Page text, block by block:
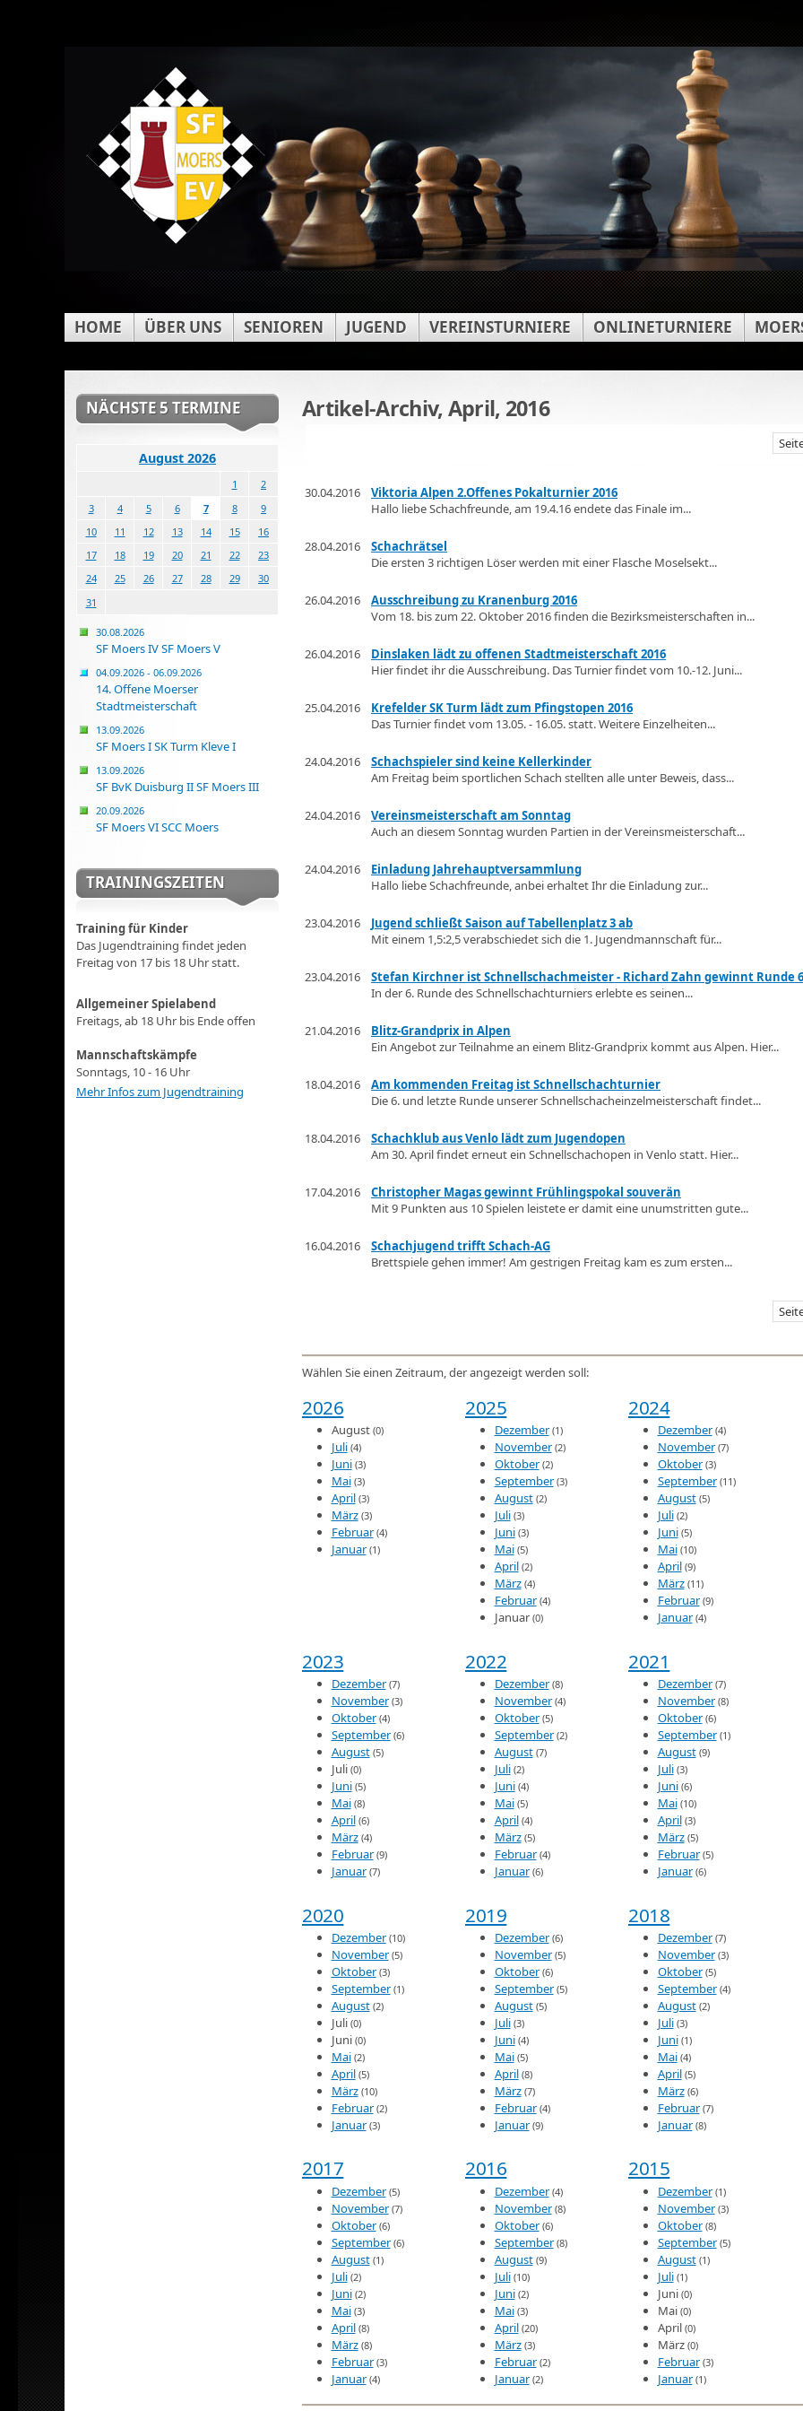
HOME ÜBER UNS SENIOREN JUGEND VEREINSTURNIERE ONLINETURNIERE
Artikel-Archiv, April, 2016
30.04.2016
Viktoria Alpen 2.Offenes Pokalturnier 2016
Hallo liebe Schachfreunde, am 19.4.16 endete das Finale im...
28.04.2016
Schachrätsel
Die ersten 3 richtigen Löser werden mit einer Flasche Moselsekt...
26.04.2016
Ausschreibung zu Kranenburg 2016
Vom 18. bis zum 22. Oktober 2016 finden die Bezirksmeisterschaften in...
26.04.2016
Dinslaken lädt zu offenen Stadtmeisterschaft 2016
Hier findet ihr die Ausschreibung. Das Turnier findet vom 10.-12. Juni...
25.04.2016
Krefelder SK Turm lädt zum Pfingstopen 2016
Das Turnier findet vom 13.05. - 16.05. statt. Weitere Einzelheiten...
24.04.2016
Schachspieler sind keine Kellerkinder
Am Freitag beim sportlichen Schach stellten alle unter Beweis, dass...
24.04.2016
Vereinsmeisterschaft am Sonntag
Auch an diesem Sonntag wurden Partien in der Vereinsmeisterschaft...
24.04.2016
Einladung Jahrehauptversammlung
Hallo liebe Schachfreunde, anbei erhaltet Ihr die Einladung zur...
23.04.2016
Jugend schließt Saison auf Tabellenplatz 3 ab
Mit einem 1,5:2,5 verabschiedet sich die 1. Jugendmannschaft für...
23.04.2016
Stefan Kirchner ist Schnellschachmeister - Richard Zahn gewinnt Runde 6
In der 6. Runde des Schnellschachturniers erlebte es seinen...
21.04.2016
Blitz-Grandprix in Alpen
Ein Angebot zur Teilnahme an einem Blitz-Grandprix kommt aus Alpen. Hier...
18.04.2016
Am kommenden Freitag ist Schnellschachturnier
Die 6. und letzte Runde unserer Schnellschacheinzelmeisterschaft findet...
18.04.2016
Schachklub aus Venlo lädt zum Jugendopen
Am 30. April findet erneut ein Schnellschachopen in Venlo statt. Hier...
17.04.2016
Christopher Magas gewinnt Frühlingspokal souverän
Mit 9 Punkten aus 10 Spielen leistete er damit eine unumstritten gute...
16.04.2016
Schachjugend trifft Schach-AG
Brettspiele gehen immer! Am gestrigen Freitag kam es zum ersten...
Wählen Sie einen Zeitraum, der angezeigt werden soll:
2026
August (0)
Juli (4)
Juni (3)
Mai (3)
April (3)
März (3)
Februar (4)
Januar (1)
2025
Dezember (1)
November (2)
Oktober (2)
September (3)
August (2)
Juli (3)
Juni (3)
Mai (5)
April (2)
März (4)
Februar (4)
Januar (0)
2024
Dezember (4)
November (7)
Oktober (3)
September (11)
August (5)
Juli (2)
Juni (5)
Mai (10)
April (9)
März (11)
Februar (9)
Januar (4)
2023
Dezember (7)
November (3)
Oktober (4)
September (6)
August (5)
Juli (0)
Juni (5)
Mai (8)
April (6)
März (4)
Februar (9)
Januar (7)
2022
Dezember (8)
November (4)
Oktober (5)
September (2)
August (7)
Juli (2)
Juni (4)
Mai (5)
April (4)
März (5)
Februar (4)
Januar (6)
2021
Dezember (7)
November (8)
Oktober (6)
September (1)
August (9)
Juli (3)
Juni (6)
Mai (10)
April (3)
März (5)
Februar (5)
Januar (6)
2020
Dezember (10)
November (5)
Oktober (3)
September (1)
August (2)
Juli (0)
Juni (0)
Mai (2)
April (5)
März (10)
Februar (2)
Januar (3)
2019
Dezember (6)
November (5)
Oktober (6)
September (5)
August (5)
Juli (3)
Juni (4)
Mai (5)
April (8)
März (7)
Februar (4)
Januar (9)
2018
Dezember (7)
November (3)
Oktober (5)
September (4)
August (2)
Juli (3)
Juni (1)
Mai (4)
April (5)
März (6)
Februar (7)
Januar (8)
2017
Dezember (5)
November (7)
Oktober (6)
September (6)
August (1)
Juli (2)
Juni (2)
Mai (3)
April (8)
März (8)
Februar (3)
Januar (4)
2016
Dezember (4)
November (8)
Oktober (6)
September (8)
August (9)
Juli (10)
Juni (2)
Mai (3)
April (20)
März (3)
Februar (2)
Januar (2)
2015
Dezember (1)
November (3)
Oktober (8)
September (5)
August (1)
Juli (1)
Juni (0)
Mai (0)
April (0)
März (0)
Februar (3)
Januar (1)
NÄCHSTE 5 TERMINE
August 2026
1
2
3
4 5 6 7 8
9
10
11 12 13 14 15
16
17
18 19 20 21 22
23
24
25 26 27 28 29
30
31
30.08.2026
SF Moers IV SF Moers V
04.09.2026 - 06.09.2026
14. Offene Moerser
Stadtmeisterschaft
13.09.2026
SF Moers I SK Turm Kleve I
13.09.2026
SF BvK Duisburg II SF Moers III
20.09.2026
SF Moers VI SCC Moers
TRAININGSZEITEN
Training für Kinder
Das Jugendtraining findet jeden
Freitag von 17 bis 18 Uhr statt.
Allgemeiner Spielabend
Freitags, ab 18 Uhr bis Ende offen
Mannschaftskämpfe
Sonntags, 10 - 16 Uhr
Mehr Infos zum Jugendtraining